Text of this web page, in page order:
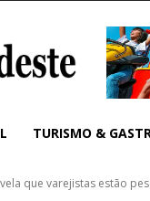
TURISMO &
que varejistas estão